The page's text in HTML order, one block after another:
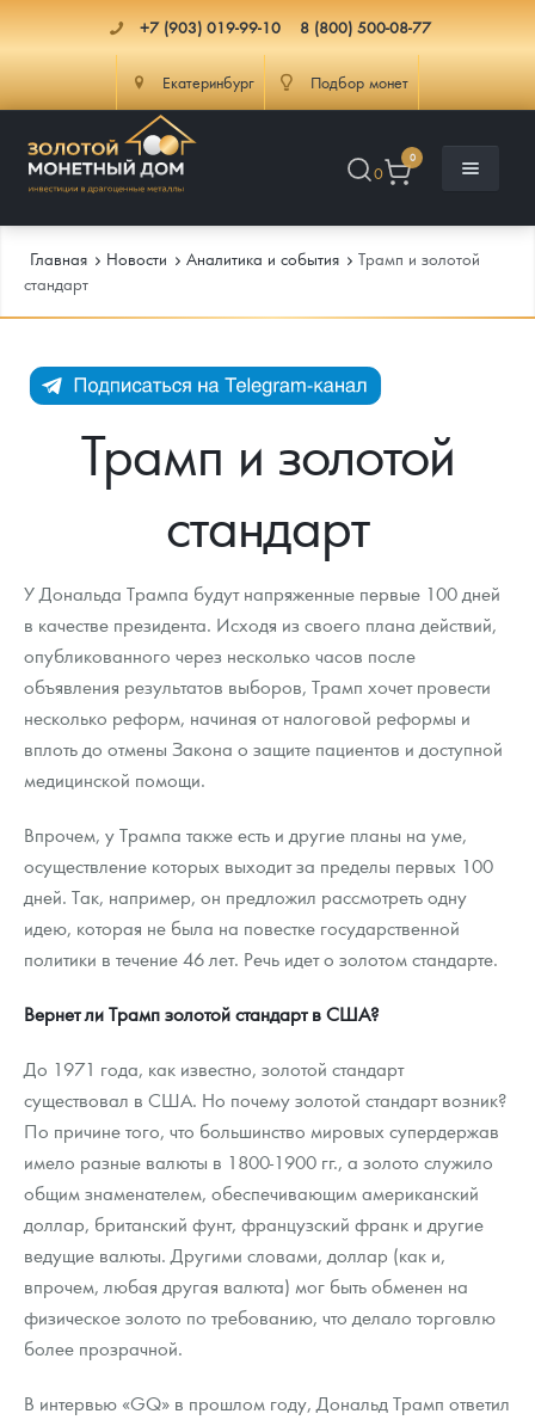
+7 (903) 019-99-10 8 (800) 500-08-77
Екатеринбург Подбор монет
0
0
Каталог Монет
Инвестиционные монеты
Памятные монеты России и СССР
Монеты Царской России
Монеты стран мира после 1950г
Георгий Победоносец
Золотой червонец Сеятель
Золотые слитки
Аксессуары
Год Лошади
Флот: ледоколы и корабли
Жетоны "Необыкновенные обитатели глубин"
Ювелирные изделия
Русская нумизматика
Золотая карманная галерея
Наборы подарочных и коллекционных монет
Монеты и жетоны из недрагоценных металлов
Книги по нумизматике
Инфо
Как сделать заказ
Гарантии
Выкуп монет
Выкуп серебряных монет
Вопрос - ответ
Памятка для работы с монетами из драгметаллов
Монеты
Политика конфиденциальности
Положение по обработке и защите персональных данных
Информация
Распродажа монет и жетонов
Аналитика и события
Итоги 2025 года. Прогноз курсов золота, серебра, платины на
2026 год
Cтатьи
Георгий Победоносец - динамика цен
Котировки
Курс золота и серебра
Лом выкуп
Скупка слитков
Контакты
О нас
Пресс-служба
Главная Новости Аналитика и события
Трамп и золотой
стандарт
Трамп и золотой
стандарт
У Дональда Трампа будут напряженные первые 100 дней
в качестве президента. Исходя из своего плана действий,
опубликованного через несколько часов после
объявления результатов выборов, Трамп хочет провести
несколько реформ, начиная от налоговой реформы и
вплоть до отмены Закона о защите пациентов и доступной
медицинской помощи.
Впрочем, у Трампа также есть и другие планы на уме,
осуществление которых выходит за пределы первых 100
дней. Так, например, он предложил рассмотреть одну
идею, которая не была на повестке государственной
политики в течение 46 лет. Речь идет о золотом стандарте.
Вернет ли Трамп золотой стандарт в США?
До 1971 года, как известно, золотой стандарт
существовал в США. Но почему золотой стандарт возник?
По причине того, что большинство мировых супердержав
имело разные валюты в 1800-1900 гг., а золото служило
общим знаменателем, обеспечивающим американский
доллар, британский фунт, французский франк и другие
ведущие валюты. Другими словами, доллар (как и,
впрочем, любая другая валюта) мог быть обменен на
физическое золото по требованию, что делало торговлю
более прозрачной.
В интервью «GQ» в прошлом году, Дональд Трамп ответил